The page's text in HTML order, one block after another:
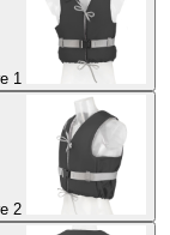
Besto Dinghy 50N gilet de sauvetage noir miniature 1
Besto Dinghy 50N gilet de sauvetage noir miniature 2